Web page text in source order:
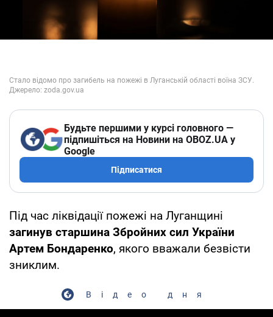
Будьте першими у курсі головного —
підпишіться на Новини на OBOZ.UA у
Google
Підписатися
Під час ліквідації пожежі на Луганщині
загинув старшина Збройних сил України
Артем Бондаренко, якого вважали безвісти
зниклим.
Відео дня